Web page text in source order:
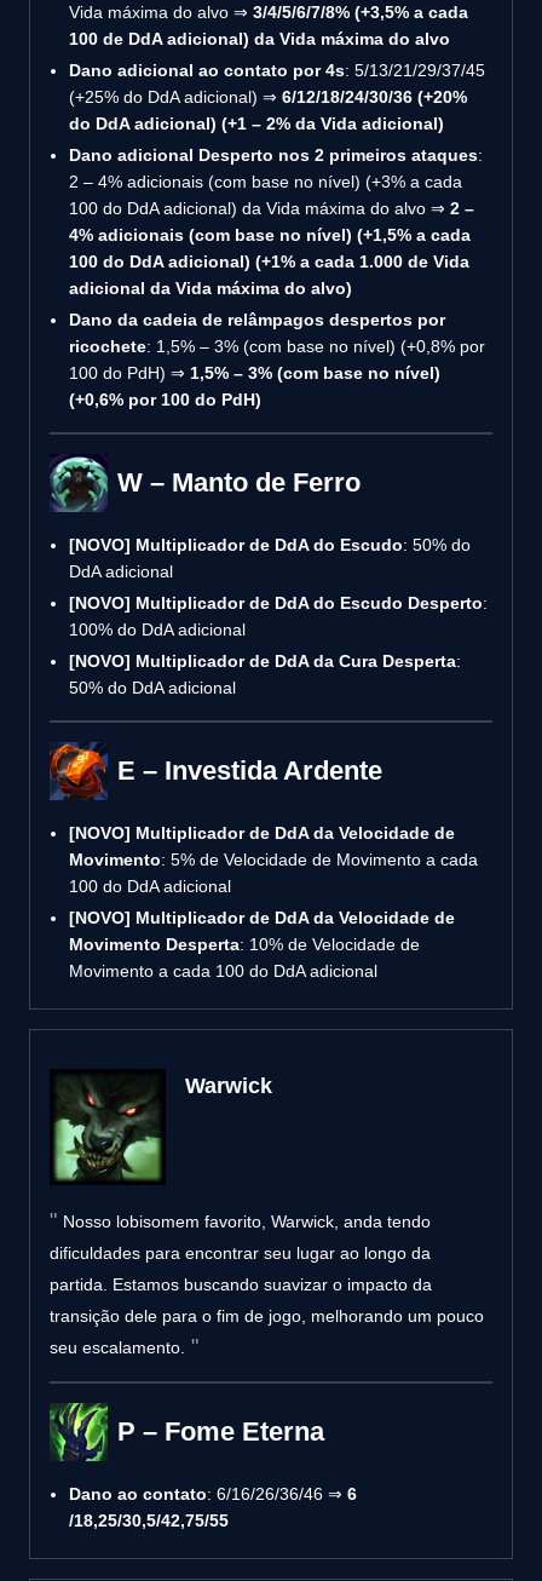
Vida máxima do alvo ⇒ 3/4/5/6/7/8% (+3,5% a cada
100 de DdA adicional) da Vida máxima do alvo
Dano adicional ao contato por 4s: 5/13/21/29/37/45
(+25% do DdA adicional) ⇒ 6/12/18/24/30/36 (+20%
do DdA adicional) (+1 – 2% da Vida adicional)
Dano adicional Desperto nos 2 primeiros ataques:
2 – 4% adicionais (com base no nível) (+3% a cada
100 do DdA adicional) da Vida máxima do alvo ⇒ 2 –
4% adicionais (com base no nível) (+1,5% a cada
100 do DdA adicional) (+1% a cada 1.000 de Vida
adicional da Vida máxima do alvo)
Dano da cadeia de relâmpagos despertos por
ricochete: 1,5% – 3% (com base no nível) (+0,8% por
100 do PdH) ⇒ 1,5% – 3% (com base no nível)
(+0,6% por 100 do PdH)
W – Manto de Ferro
[NOVO] Multiplicador de DdA do Escudo: 50% do
DdA adicional
[NOVO] Multiplicador de DdA do Escudo Desperto:
100% do DdA adicional
[NOVO] Multiplicador de DdA da Cura Desperta:
50% do DdA adicional
E – Investida Ardente
[NOVO] Multiplicador de DdA da Velocidade de
Movimento: 5% de Velocidade de Movimento a cada
100 do DdA adicional
[NOVO] Multiplicador de DdA da Velocidade de
Movimento Desperta: 10% de Velocidade de
Movimento a cada 100 do DdA adicional
Warwick
Nosso lobisomem favorito, Warwick, anda tendo
dificuldades para encontrar seu lugar ao longo da
partida. Estamos buscando suavizar o impacto da
transição dele para o fim de jogo, melhorando um pouco
seu escalamento.
P – Fome Eterna
Dano ao contato: 6/16/26/36/46 ⇒ 6
/18,25/30,5/42,75/55